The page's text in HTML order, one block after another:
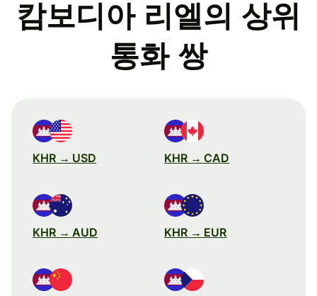
캄보디아 리엘의 상위
통화 쌍
KHR → USD KHR → CAD
KHR → AUD KHR → EUR